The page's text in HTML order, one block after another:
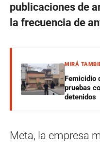
publicaciones de
la frecuencia de
MIRÁ
Femicidio
pruebas
detenidos
Meta, la empresa